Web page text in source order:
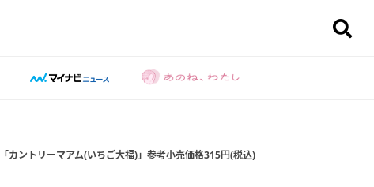
「カントリーマアム(いちご大福)」参考小売価格315円(税込)